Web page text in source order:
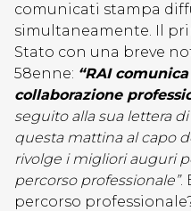
comunicati stampa
simultaneamente. Il
Stato con una breve
58enne: “RAI
collaborazione
seguito alla sua lettera
questa mattina al capo
rivolge i migliori auguri
percorso professionale”.
percorso